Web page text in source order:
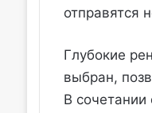
отправятся
Глубокие
выбран,
В